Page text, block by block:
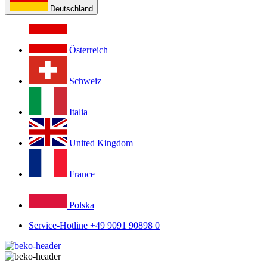
Deutschland
Österreich
Schweiz
Italia
United Kingdom
France
Polska
Service-Hotline +49 9091 90898 0